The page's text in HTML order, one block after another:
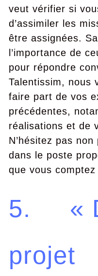
veut vérifier si
d’assimiler les
être assignées.
l’importance de
pour répondre
Talentissim, nous
faire part de vos
précédentes,
réalisations et de
N’hésitez pas
dans le poste
que vous
5. «
projet